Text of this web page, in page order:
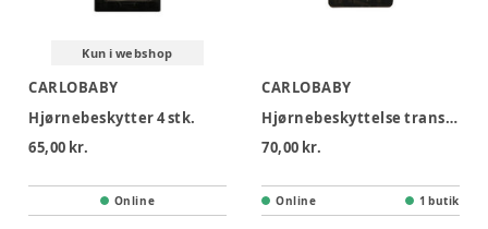
Kun i webshop
CARLOBABY
Hjørnebeskytter 4 stk.
65,00 kr.
Online
CARLOBABY
Hjørnebeskyttelse transparent til 4 hjørner
70,00 kr.
Online 1 butik